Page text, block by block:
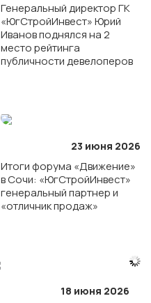
Генеральный директор ГК
«ЮгСтройИнвест» Юрий
Иванов поднялся на 2
место рейтинга
публичности девелоперов
23 июня 2026
Итоги форума «Движение»
в Сочи: «ЮгСтройИнвест»
генеральный партнер и
«отличник продаж»
18 июня 2026